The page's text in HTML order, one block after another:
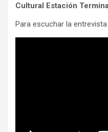
Cultural Estación
Para escuchar la